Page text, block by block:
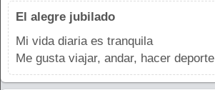
El alegre jubilado
Mi vida diaria es tranquila
Me gusta viajar, andar, hacer deporte